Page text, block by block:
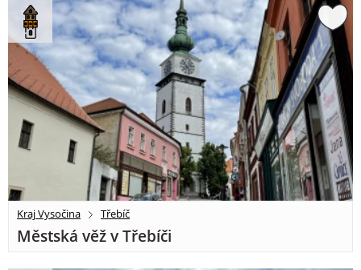
Kraj Vysočina Třebíč
Městská věž v Třebíči